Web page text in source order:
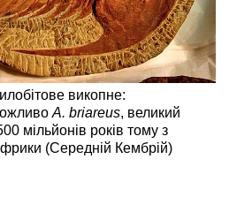
викопне:
A. briareus, великий
мільйонів років тому з
(Середній Кембрій)